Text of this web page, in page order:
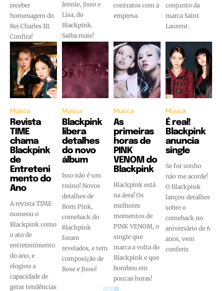
receber
homenagem do
Rei Charles III.
Confira!
Jennie, Jisso e
Lisa, do
Blackpink.
Saiba mais!
contratos com a
empresa.
conjunto da
marca Saint
Laurent.
Música
Revista
TIME
chama
Blackpink
de
Entreteni
mento do
Ano
A revista TIME
nomeou o
Blackpink como
o ato de
entretenimento
do ano, e
elogiou a
capacidade de
gerar tendências
Música
Blackpink
libera
detalhes
do novo
álbum
Isso não é um
treino! Novos
detalhes de
Born Pink,
comeback do
Blackpink
foram
revelados, e tem
composição de
Rose e Jisoo!
Música
As
primeiras
horas de
PINK
VENOM do
Blackpink
Blackpink está
na área! Os
melhores
momentos de
PINK VENOM, o
single que
marca a volta do
Blackpink e que
bombou em
poucas horas!
Música
É real!
Blackpink
anuncia
single
Se for sonho
não me acorde!
O Blackpink
lançou detalhes
sobre o
comeback no
aniversário de 6
anos, vem
conferir.